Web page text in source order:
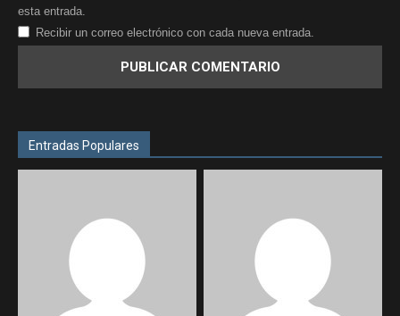
esta entrada.
Recibir un correo electrónico con cada nueva entrada.
Entradas Populares